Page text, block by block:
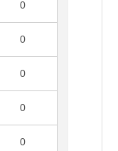
0
0
0
0
0